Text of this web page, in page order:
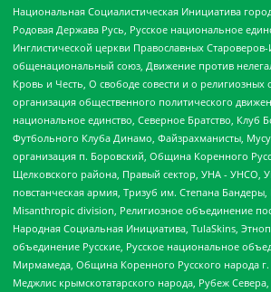
Национальная Социалистическая Инициатива
Родовая Держава Русь, Русское национальное
Инглистической церкви Православных
общенациональный союз, Движение против
Кровь и Честь, О свободе совести и о
организация общественного политического
национальное единство, Северное Братство, Клуб
Футбольного Клуба Динамо, Файзрахманисты,
организация п. Боровский, Община Коренного
Щелковского района, Правый сектор, УНА - УНСО,
повстанческая армия, Тризуб им. Степана Бандеры,
Misanthropic division, Религиозное объединение
Народная Социальная Инициатива, TulaSkins,
объединение Русские, Русское национальное
Мирмамеда, Община Коренного Русского народа г.
Меджлис крымскотатарского народа, Рубеж